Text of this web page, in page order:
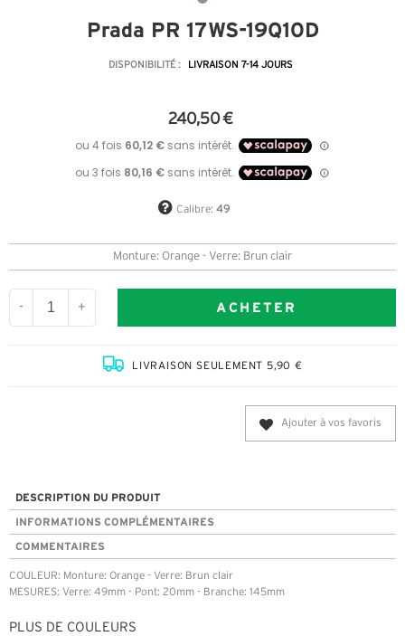
Prada PR 17WS-19Q10D
DISPONIBILITÉ : LIVRAISON 7-14 JOURS
240,50 €
Calibre: 49
Monture: Orange - Verre: Brun clair
- + ACHETER
LIVRAISON SEULEMENT 5,90 €
Ajouter à vos favoris
DESCRIPTION DU PRODUIT
INFORMATIONS COMPLÉMENTAIRES
COMMENTAIRES
COULEUR: Monture: Orange - Verre: Brun clair
MESURES: Verre: 49mm - Pont: 20mm - Branche: 145mm
PLUS DE COULEURS